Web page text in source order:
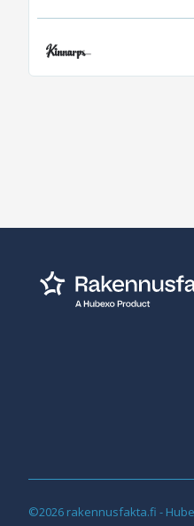
©2026 rakennusfakta.fi -